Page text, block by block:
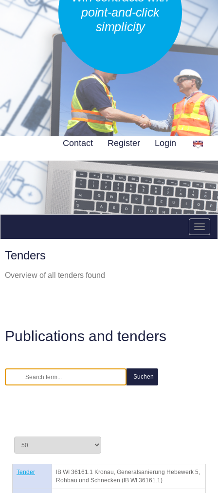
point-and-click
simplicity
Contact Register Login
Tenders
Overview of all tenders found
Publications and tenders
Tender
IB WI 36161.1 Kronau, Generalsanierung Hebewerk 5,
Rohbau und Schnecken (IB WI 36161.1)